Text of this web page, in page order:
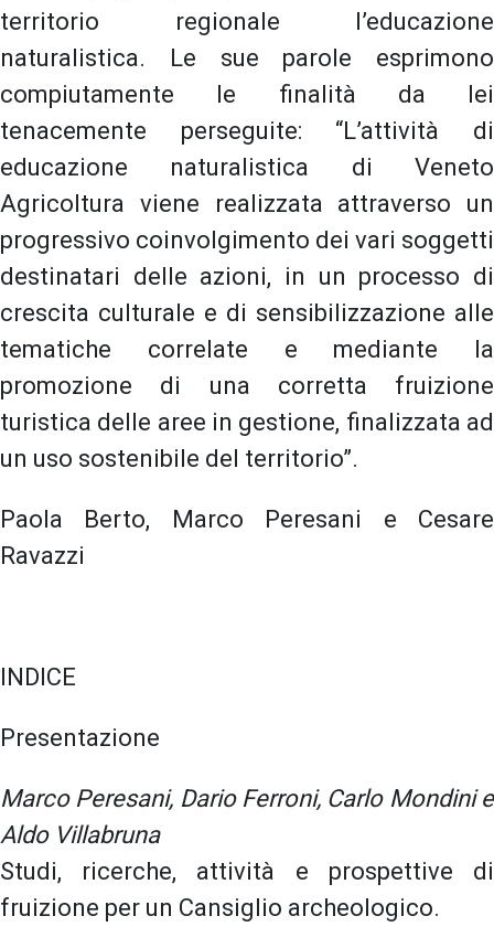
territorio regionale l’educazione
naturalistica. Le sue parole esprimono
compiutamente le finalità da lei
tenacemente perseguite: “L’attività di
educazione naturalistica di Veneto
Agricoltura viene realizzata attraverso un
progressivo coinvolgimento dei vari soggetti
destinatari delle azioni, in un processo di
crescita culturale e di sensibilizzazione alle
tematiche correlate e mediante la
promozione di una corretta fruizione
turistica delle aree in gestione, finalizzata ad
un uso sostenibile del territorio”.
Paola Berto, Marco Peresani e Cesare
Ravazzi
INDICE
Presentazione
Marco Peresani, Dario Ferroni, Carlo Mondini e
Aldo Villabruna
Studi, ricerche, attività e prospettive di
fruizione per un Cansiglio archeologico.